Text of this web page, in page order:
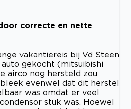
correcte en nette
vakantiereis bij Vd Steen
gekocht (mitsuibishi
airco nog hersteld zou
evenwel dat dit herstel
was omdat er veel
stuk was. Hoewel